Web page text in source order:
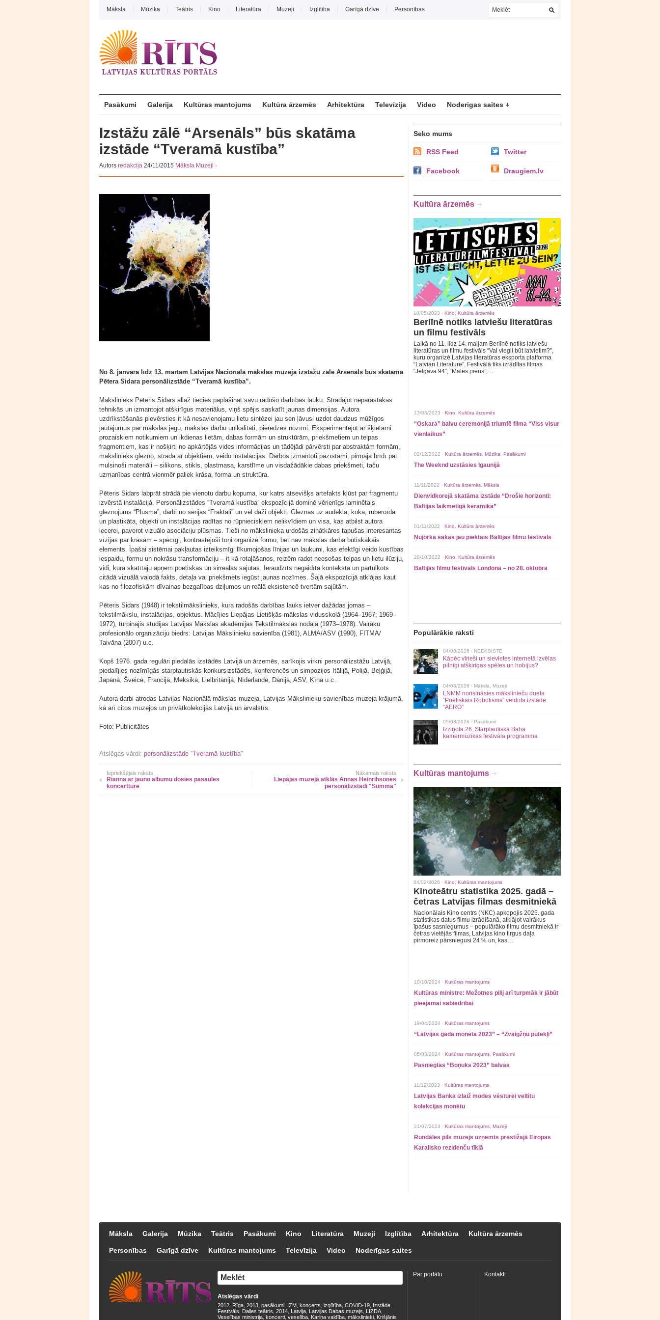
Māksla Mūzika Teātris Kino Literatūra Muzeji Izglītība Garīgā dzīve Personības
Pasākumi Galerija Kultūras mantojums Kultūra ārzemēs Arhitektūra Televīzija Video Noderīgas saites
Izstāžu zālē “Arsenāls” būs skatāma
izstāde “Tveramā kustība”
Autors redakcija 24/11/2015 Māksla Muzeji ·
No 8. janvāra līdz 13. martam Latvijas Nacionālā mākslas muzeja izstāžu zālē Arsenāls būs skatāma
Pētera Sidara personālizstāde “Tveramā kustība”.
Mākslinieks Pēteris Sidars allaž tiecies paplašināt savu radošo darbības lauku. Strādājot neparastākās
tehnikās un izmantojot atšķirīgus materiālus, viņš spējis saskatīt jaunas dimensijas. Autora
uzdrīkstēšanās pievērsties it kā nesavienojamu lietu sintēzei jau sen ļāvusi uzdot daudzus mūžīgos
jautājumus par mākslas jēgu, mākslas darbu unikalitāti, pieredzes nozīmi. Eksperimentējot ar šķietami
prozaiskiem notikumiem un ikdienas lietām, dabas formām un struktūrām, priekšmetiem un telpas
fragmentiem, kas ir nošķirti no apkārtējās vides informācijas un tādējādi pārvērsti par abstraktām formām,
mākslinieks glezno, strādā ar objektiem, veido instalācijas. Darbos izmantoti pazīstami, pirmajā brīdī pat
mulsinoši materiāli – silikons, stikls, plastmasa, karstlīme un visdažādākie dabas priekšmeti, taču
uzmanības centrā vienmēr paliek krāsa, forma un struktūra.
Pēteris Sidars labprāt strādā pie vienotu darbu kopuma, kur katrs atsevišķs artefakts kļūst par fragmentu
izvērstā instalācijā. Personālizstādes “Tveramā kustība” ekspozīcijā dominē vērienīgs laminētais
gleznojums “Plūsma”, darbi no sērijas “Fraktāļi” un vēl daži objekti. Gleznas uz audekla, koka, ruberoīda
un plastikāta, objekti un instalācijas radītas no rūpnieciskiem nelikvīdiem un visa, kas atbilst autora
iecerei, paverot vizuālo asociāciju plūsmas. Tieši no mākslinieka urdošās zinātkāres tapušas interesantas
vīzijas par krāsām – spēcīgi, kontrastējoši toņi organizē formu, bet nav mākslas darba būtiskākais
elements. Īpašai sistēmai pakļautas izteiksmīgi līkumojošas līnijas un laukumi, kas efektīgi veido kustības
iespaidu, formu un nokrāsu transformāciju – it kā rotaļāšanos, reizēm radot neesošas telpas un lietu ilūziju,
vidi, kurā skatītāju apņem poētiskas un sirreālas sajūtas. Ieraudzīts negaidītā kontekstā un pārtulkots
citādā vizuālā valodā fakts, detaļa vai priekšmets iegūst jaunas nozīmes. Šajā ekspozīcijā atklājas kaut
kas no filozofiskām dīvainas bezgalības dziļumos un reālā eksistencē tvertām sajūtām.
Pēteris Sidars (1948) ir tekstilmākslinieks, kura radošās darbības lauks ietver dažādas jomas –
tekstilmākslu, instalācijas, objektus. Mācījies Liepājas Lietišķās mākslas vidusskolā (1964–1967; 1969–
1972), turpinājis studijas Latvijas Mākslas akadēmijas Tekstilmākslas nodaļā (1973–1978). Vairāku
profesionālo organizāciju biedrs: Latvijas Mākslinieku savienība (1981), ALMA/ASV (1990), FITMA/
Taivāna (2007) u.c.
Kopš 1976. gada regulāri piedalās izstādēs Latvijā un ārzemēs, sarīkojis virkni personālizstāžu Latvijā,
piedalījies nozīmīgās starptautiskās konkursizstādēs, konferencēs un simpozijos Itālijā, Polijā, Beļģijā,
Japānā, Šveicē, Francijā, Meksikā, Lielbritānijā, Nīderlandē, Dānijā, ASV, Ķīnā u.c.
Autora darbi atrodas Latvijas Nacionālā mākslas muzeja, Latvijas Mākslinieku savienības muzeja krājumā,
kā arī citos muzejos un privātkolekcijās Latvijā un ārvalstīs.
Foto: Publicitātes
Atslēgas vārdi: personālizstāde “Tveramā kustība”
Iepriekšējais raksts
Rianna ar jauno albumu dosies pasaules
koncerttūrē
Nākamais raksts
Liepājas muzejā atklās Annas Heinrihsones
personālizstādi "Summa"
Seko mums
RSS Feed Twitter
Facebook Draugiem.lv
Kultūra ārzemēs
10/05/2023 · Kino Kultūra ārzemēs
Berlīnē notiks latviešu literatūras
un filmu festivāls
Laikā no 11. līdz 14. maijam Berlīnē notiks latviešu
literatūras un filmu festivāls “Vai viegli būt latvietim?”,
kuru organizē Latvijas literatūras eksporta platforma
“Latvian Literature”. Festivālā tiks izrādītas filmas
“Jelgava 94”, “Mātes piens”,…
13/03/2023 · Kino Kultūra ārzemēs
“Oskara” balvu ceremonijā triumfē filma “Viss visur
vienlaikus”
02/12/2022 · Kultūra ārzemēs Mūzika Pasākumi
The Weeknd uzstāsies Igaunijā
11/11/2022 · Kultūra ārzemēs Māksla
Dienvidkorejā skatāma izstāde “Drošie horizonti:
Baltijas laikmetīgā keramika”
01/11/2022 · Kino Kultūra ārzemēs
Ņujorkā sākas jau piektais Baltijas filmu festivāls
28/10/2022 · Kino Kultūra ārzemēs
Baltijas filmu festivāls Londonā – no 28. oktobra
Populārākie raksti
04/08/2026 · NEEKSISTE
Kāpēc vīrieši un sievietes internetā izvēlas
pilnīgi atšķirīgas spēles un hobijus?
04/08/2026 · Māksla Muzeji
LNMM norisināsies mākslinieču dueta
“Poētiskais Robotisms” veidota izstāde
“AERO”
05/08/2026 · Pasākumi
Izziņota 26. Starptautiskā Baha
kamermūzikas festivāla programma
Kultūras mantojums
04/02/2026 · Kino Kultūras mantojums
Kinoteātru statistika 2025. gadā –
četras Latvijas filmas desmitniekā
Nacionālais Kino centrs (NKC) apkopojis 2025. gada
statistikas datus filmu izrādīšanā, atklājot vairākus
īpašus sasniegumus – populārāko filmu desmitniekā ir
četras vietējās filmas, Latvijas kino tirgus daļa
pirmoreiz pārsniegusi 24 % un, kas…
10/10/2024 · Kultūras mantojums
Kultūras ministre: Mežotnes pilij arī turpmāk ir jābūt
pieejamai sabiedrībai
19/04/2024 · Kultūras mantojums
“Latvijas gada monēta 2023” – “Zvaigžņu putekļi”
05/03/2024 · Kultūras mantojums Pasākumi
Pasniegtas “Boņuks 2023” balvas
11/12/2023 · Kultūras mantojums
Latvijas Banka izlaiž modes vēsturei veltītu
kolekcijas monētu
21/07/2023 · Kultūras mantojums Muzeji
Rundāles pils muzejs uzņemts prestižajā Eiropas
Karalisko rezidenču tīklā
Māksla Galerija Mūzika Teātris Pasākumi Kino Literatūra Muzeji Izglītība Arhitektūra Kultūra ārzemēs
Personības Garīgā dzīve Kultūras mantojums Televīzija Video Noderīgas saites
Atslēgas vārdi
2012 Rīga 2013 pasākumi IZM koncerts izglītība COVID-19 Izstāde
Festivāls Dailes teātris 2014 Latvija Latvijas Dabas muzejs LIZDA
Veselības ministrija koncerti veselība Kariņa valdība mākslinieki Krišjānis
Par portālu Kontakti